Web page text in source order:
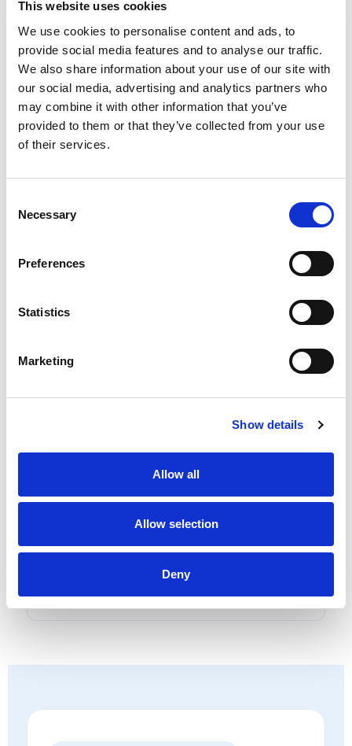
This website uses cookies
We use cookies to personalise content and ads, to
provide social media features and to analyse our traffic.
We also share information about your use of our site with
our social media, advertising and analytics partners who
may combine it with other information that you’ve
provided to them or that they’ve collected from your use
of their services.
Selection
Necessary
Preferences
Statistics
Marketing
Show details
Allow all
Allow selection
Deny
principio a fin. Sin tickets que se pierden
ni chatbots que no entienden.
caducidad
desde cualquier lugar, sin bloqueos.
Integración con ERP y
sistemas